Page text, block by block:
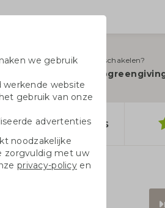
Hulplijn inschakelen?
Doppers
we gebruik
werkende website
gebruik van onze
advertenties
noodzakelijke
zorgvuldig met uw
privacy-policyen